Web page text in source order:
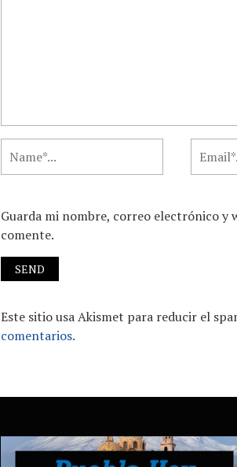
Guarda mi nombre, correo electrónico y
comente.
Este sitio usa Akismet para reducir el
comentarios.